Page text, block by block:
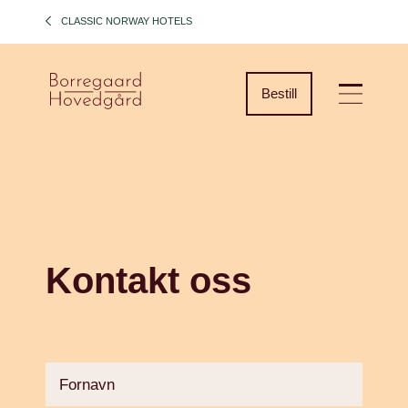
CLASSIC NORWAY HOTELS
Bestill
Kontakt oss